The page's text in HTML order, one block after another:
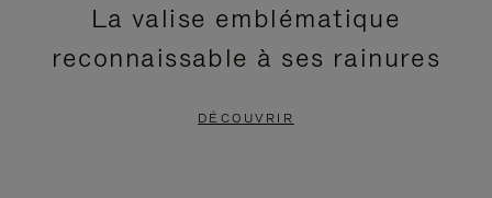
La valise emblématique
reconnaissable à ses rainures
DÉCOUVRIR